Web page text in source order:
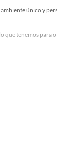
único y
que tenemos para
para